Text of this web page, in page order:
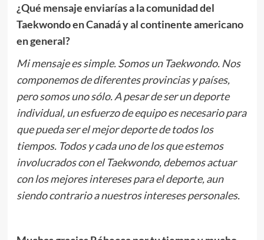
¿Qué mensaje enviarías a la comunidad del
Taekwondo en Canadá y al continente americano
en general?
Mi mensaje es simple. Somos un Taekwondo. Nos
componemos de diferentes provincias y países,
pero somos uno sólo. A pesar de ser un deporte
individual, un esfuerzo de equipo es necesario para
que pueda ser el mejor deporte de todos los
tiempos. Todos y cada uno de los que estemos
involucrados con el Taekwondo, debemos actuar
con los mejores intereses para el deporte, aun
siendo contrario a nuestros intereses personales.